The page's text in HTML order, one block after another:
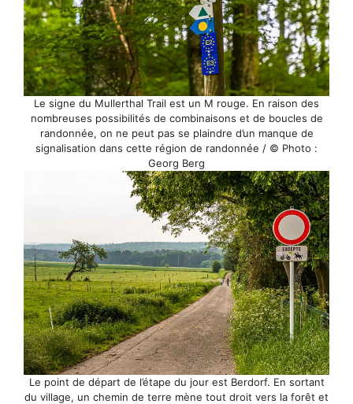
Le signe du Mullerthal Trail est un M rouge. En raison des
nombreuses possibilités de combinaisons et de boucles de
randonnée, on ne peut pas se plaindre d’un manque de
signalisation dans cette région de randonnée / © Photo :
Georg Berg
Le point de départ de l’étape du jour est Berdorf. En sortant
du village, un chemin de terre mène tout droit vers la forêt et